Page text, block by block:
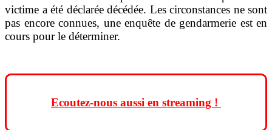
victime a été déclarée décédée. Les circonstances ne sont
pas encore connues, une enquête de gendarmerie est en
cours pour le déterminer.
Ecoutez-nous aussi en streaming !